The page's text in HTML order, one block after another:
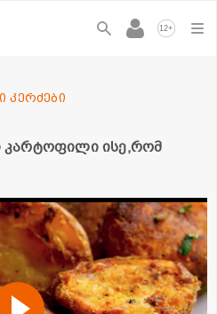
12+
კარტოფილი ისე,რომ
კერძები